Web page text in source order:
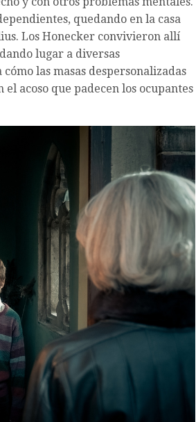
quedando en la casa
Los Honecker convivieron allí
lugar a diversas
las masas despersonalizadas
acoso que padecen los ocupantes